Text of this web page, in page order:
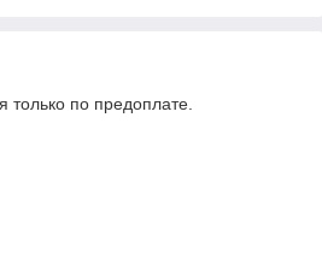
только по предоплате.